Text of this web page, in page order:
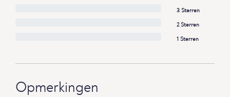
3 Sterren
2 Sterren
1 Sterren
Opmerkingen